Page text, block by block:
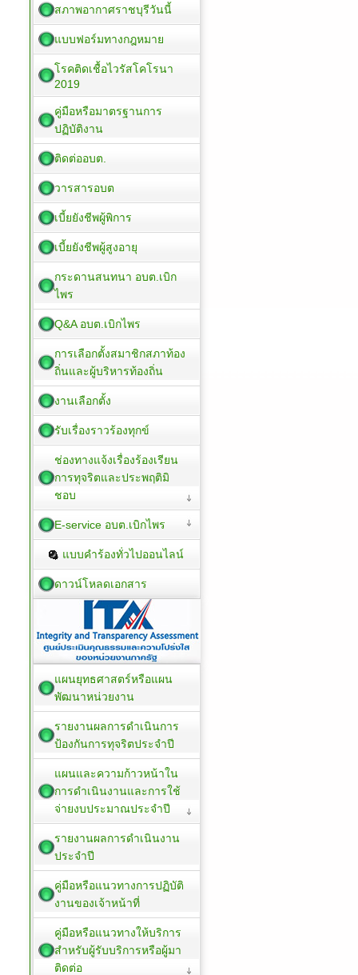
สภาพอากาศราชบุรีวันนี้
แบบฟอร์มทางกฎหมาย
โรคติดเชื้อไวรัสโคโรนา
2019
คู่มือหรือมาตรฐานการ
ปฏิบัติงาน
ติดต่ออบต.
วารสารอบต
เบี้ยยังชีพผู้พิการ
เบี้ยยังชีพผู้สูงอายุ
กระดานสนทนา อบต.เบิก
ไพร
Q&A อบต.เบิกไพร
การเลือกตั้งสมาชิกสภาท้อง
ถิ่นและผู้บริหารท้องถิ่น
งานเลือกตั้ง
รับเรื่องราวร้องทุกข์
ช่องทางแจ้งเรื่องร้องเรียน
การทุจริตและประพฤติมิ
ชอบ
E-service อบต.เบิกไพร
แบบคำร้องทั่วไปออนไลน์
ดาวน์โหลดเอกสาร
แผนยุทธศาสตร์หรือแผน
พัฒนาหน่วยงาน
รายงานผลการดำเนินการ
ป้องกันการทุจริตประจำปี
แผนและความก้าวหน้าใน
การดำเนินงานและการใช้
จ่ายงบประมาณประจำปี
รายงานผลการดำเนินงาน
ประจำปี
คู่มือหรือแนวทางการปฏิบัติ
งานของเจ้าหน้าที่
คู่มือหรือแนวทางให้บริการ
สำหรับผู้รับบริการหรือผู้มา
ติดต่อ